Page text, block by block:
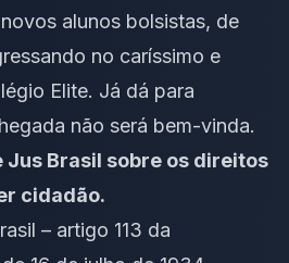
alunos bolsistas, de
no caríssimo e
Elite. Já dá para
não será bem-vinda.
Jus Brasil sobre os direitos
cidadão.
– artigo 113 da